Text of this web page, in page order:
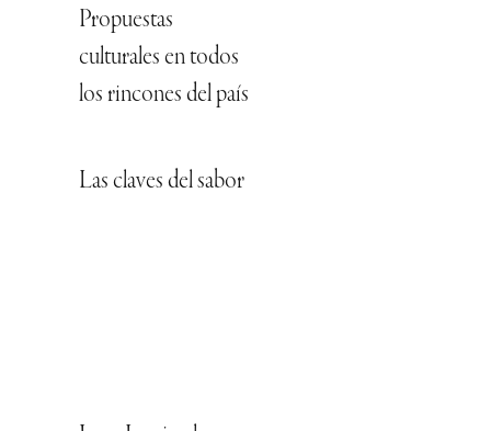
Propuestas
culturales en todos
los rincones del país
Las claves del sabor